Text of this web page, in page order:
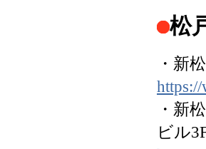
松
・新
・新
ビル